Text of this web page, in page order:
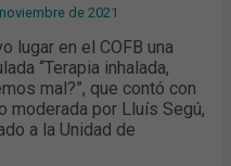
de 2021
lugar en el COFB una
“Terapia inhalada,
mal?”, que contó con
moderada por Lluís Segú,
a la Unidad de